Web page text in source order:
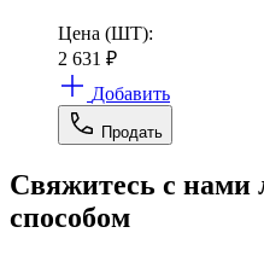
Цена (ШТ):
2 631 ₽
Добавить
Продать
Свяжитесь с
способом